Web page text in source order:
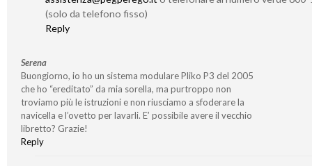
(solo da telefono fisso)
Reply
Serena
Buongiorno, io ho un sistema modulare Pliko P3 del 2005
che ho “ereditato” da mia sorella, ma purtroppo non
troviamo più le istruzioni e non riusciamo a sfoderare la
navicella e l’ovetto per lavarli. E’ possibile avere il vecchio
libretto? Grazie!
Reply